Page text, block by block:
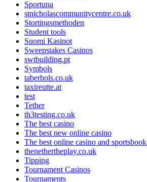
Sportuna
stnicholascommunitycentre.co.uk
Stortingsmethoden
Student tools
Suomi Kasinot
Sweepstakes Casinos
swtbuilding.pt
Symbols
taberhols.co.uk
taxireutte.at
test
Tether
th3testing.co.uk
The best casino
The best new online casino
The best online casino and sportsbook
thenethertheplay.co.uk
Tipping
Tournament Casinos
Tournaments